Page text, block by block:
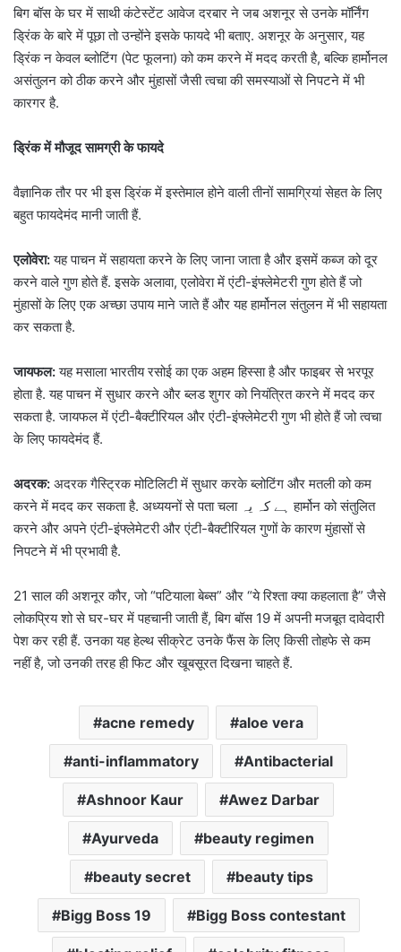
बिग बॉस के घर में साथी कंटेस्टेंट आवेज दरबार ने जब अशनूर से उनके मॉर्निंग
ड्रिंक के बारे में पूछा तो उन्होंने इसके फायदे भी बताए. अशनूर के अनुसार, यह
ड्रिंक न केवल ब्लोटिंग (पेट फूलना) को कम करने में मदद करती है, बल्कि हार्मोनल
असंतुलन को ठीक करने और मुंहासों जैसी त्वचा की समस्याओं से निपटने में भी
कारगर है.
ड्रिंक में मौजूद सामग्री के फायदे
वैज्ञानिक तौर पर भी इस ड्रिंक में इस्तेमाल होने वाली तीनों सामग्रियां सेहत के लिए
बहुत फायदेमंद मानी जाती हैं.
एलोवेरा:यह पाचन में सहायता करने के लिए जाना जाता है और इसमें कब्ज को दूर
करने वाले गुण होते हैं. इसके अलावा, एलोवेरा में एंटी-इंफ्लेमेटरी गुण होते हैं जो
मुंहासों के लिए एक अच्छा उपाय माने जाते हैं और यह हार्मोनल संतुलन में भी सहायता
कर सकता है.
जायफल:यह मसाला भारतीय रसोई का एक अहम हिस्सा है और फाइबर से भरपूर
होता है. यह पाचन में सुधार करने और ब्लड शुगर को नियंत्रित करने में मदद कर
सकता है. जायफल में एंटी-बैक्टीरियल और एंटी-इंफ्लेमेटरी गुण भी होते हैं जो त्वचा
के लिए फायदेमंद हैं.
अदरक: अदरक गैस्ट्रिक मोटिलिटी में सुधार करके ब्लोटिंग और मतली को कम
करने में मदद कर सकता है. अध्ययनों से पता चला ہے کہ یہ हार्मोन को संतुलित
करने और अपने एंटी-इंफ्लेमेटरी और एंटी-बैक्टीरियल गुणों के कारण मुंहासों से
निपटने में भी प्रभावी है.
21 साल की अशनूर कौर, जो “पटियाला बेब्स” और “ये रिश्ता क्या कहलाता है” जैसे
लोकप्रिय शो से घर-घर में पहचानी जाती हैं, बिग बॉस 19 में अपनी मजबूत दावेदारी
पेश कर रही हैं. उनका यह हेल्थ सीक्रेट उनके फैंस के लिए किसी तोहफे से कम
नहीं है, जो उनकी तरह ही फिट और खूबसूरत दिखना चाहते हैं.
acne remedy aloe vera
anti-inflammatory Antibacterial
Ashnoor Kaur Awez Darbar
Ayurveda beauty regimen
beauty secret beauty tips
Bigg Boss 19 Bigg Boss contestant